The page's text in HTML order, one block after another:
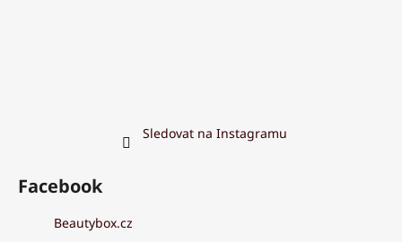
Sledovat na Instagramu
Facebook
Beautybox.cz